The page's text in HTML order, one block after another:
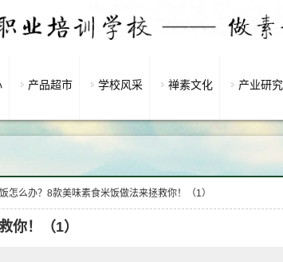
产品超市 学校风采 禅素文化 产业研究
怎么办？8款美味素食米饭做法来拯救你！（1）
你！（1）